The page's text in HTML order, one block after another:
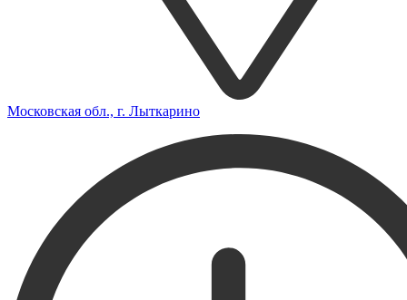
Московская обл., г. Лыткарино